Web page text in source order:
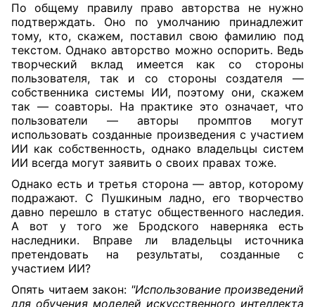
По общему правилу право авторства не нужно
подтверждать. Оно по умолчанию принадлежит
тому, кто, скажем, поставил свою фамилию под
текстом. Однако авторство можно оспорить. Ведь
творческий вклад имеется как со стороны
пользователя, так и со стороны создателя —
собственника системы ИИ, поэтому они, скажем
так — соавторы. На практике это означает, что
пользователи — авторы промптов могут
использовать созданные произведения с участием
ИИ как собственность, однако владельцы систем
ИИ всегда могут заявить о своих правах тоже.
Однако есть и третья сторона — автор, которому
подражают. С Пушкиным ладно, его творчество
давно перешло в статус общественного наследия.
А вот у того же Бродского наверняка есть
наследники. Вправе ли владельцы источника
претендовать на результаты, созданные с
участием ИИ?
Опять читаем закон: "Использование произведений
для обучения моделей искусственного интеллекта